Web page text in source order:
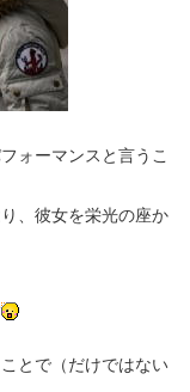
ォーマンスと言うこ
、彼女を栄光の座か
とで（だけではない